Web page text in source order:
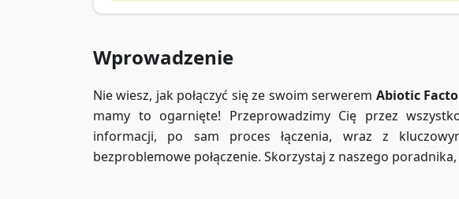
Wprowadzenie
Nie wiesz, jak połączyć się ze swoim serwerem Abiotic
mamy to ogarnięte! Przeprowadzimy Cię przez
informacji, po sam proces łączenia, wraz z
bezproblemowe połączenie. Skorzystaj z naszego